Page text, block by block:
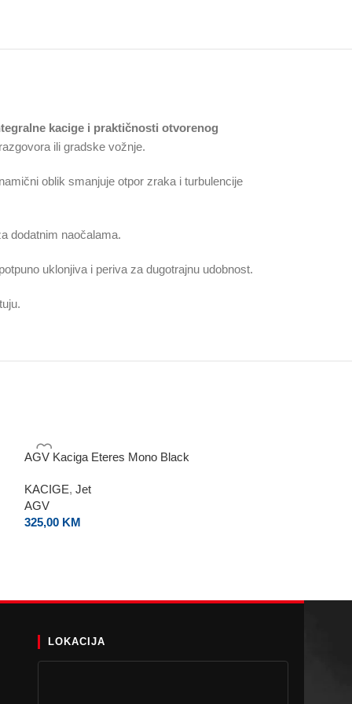
kacige i praktičnosti otvorenog
ili gradske vožnje.
oblik smanjuje otpor zraka i turbulencije
dodatnim naočalama.
uklonjiva i periva za dugotrajnu udobnost.
AGV Kaciga Eteres Mono Black
KACIGE, Jet
AGV
325,00 KM
LOKACIJA